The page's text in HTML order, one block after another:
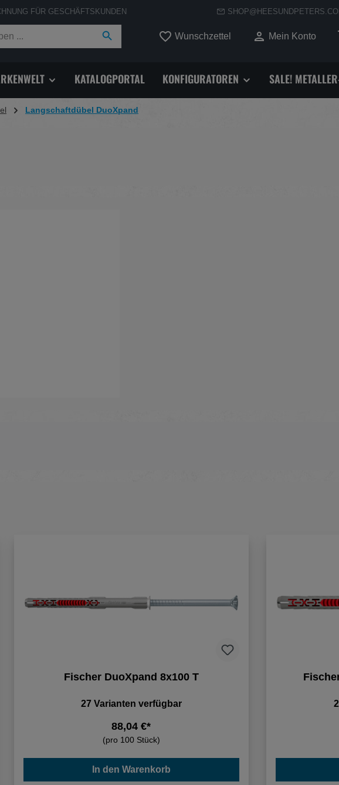
FÜR GESCHÄFTSKUNDEN
Wunschzettel Du hast 0 Produkte auf
Mein Konto
KATALOGPORTAL KONFIGURATOREN SALE!
Langschaftdübel DuoXpand
Fischer DuoXpand 8x100 T
27 Varianten verfügbar
88,04 €*
(pro 100 Stück)
In den Warenkorb